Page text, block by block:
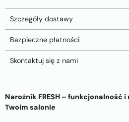
Szczegóły dostawy
Bezpieczne płatności
Skontaktuj się z nami
Narożnik FRESH – funkcjonalność
Twoim salonie